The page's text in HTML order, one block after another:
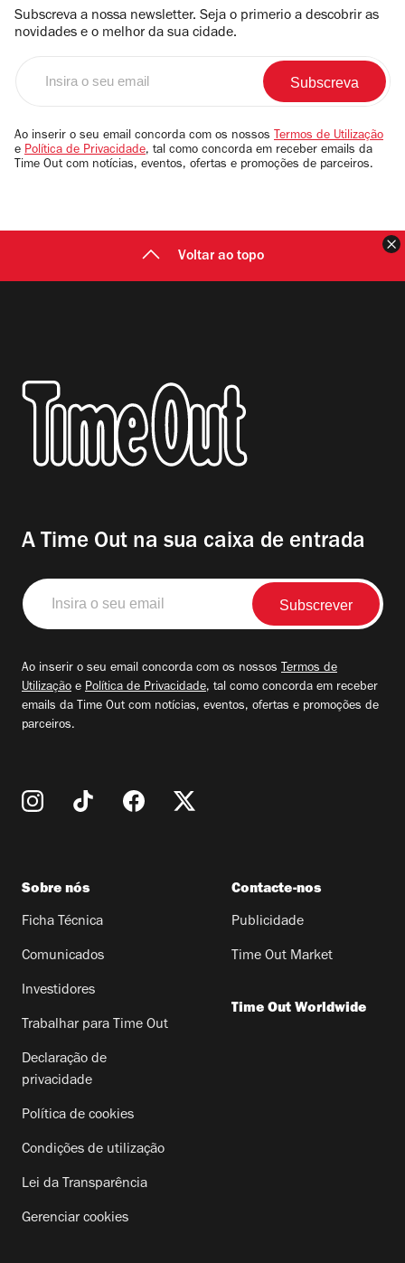
Subscreva a nossa newsletter. Seja o primerio a descobrir as
novidades e o melhor da sua cidade.
email
Ao inserir o seu email concorda com os nossos Termos de Utilização
e Política de Privacidade, tal como concorda em receber emails da
Time Out com notícias, eventos, ofertas e promoções de parceiros.
Voltar ao topo
A Time Out na sua caixa de entrada
Insira
o
seu
Ao inserir o seu email concorda com os nossos Termos de
Utilização e Política de Privacidade, tal como concorda em receber
emails da Time Out com notícias, eventos, ofertas e promoções de
parceiros.
Sobre nós
Ficha Técnica
Comunicados
Investidores
Trabalhar para Time Out
Declaração de
privacidade
Política de cookies
Condições de utilização
Lei da Transparência
Gerenciar cookies
Contacte-nos
Publicidade
Time Out Market
Time Out Worldwide